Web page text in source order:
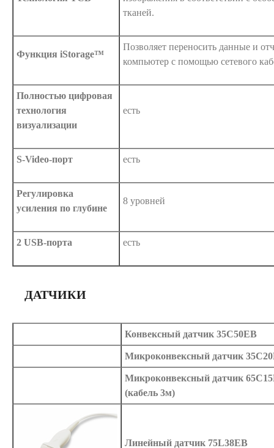
тканей.
Функция iStorage™
Позволяет переносить данные и
компьютер с помощью сетевого
Полностью цифровая
технология
визуализации
есть
S-Video-порт есть
Регулировка
усиления по глубине
8 уровней
2 USB-порта есть
ДАТЧИКИ
Конвексный датчик 35C50EB
Микроконвексный датчик
Микроконвексный датчик
(кабель 3м)
Линейный датчик 75L38EB